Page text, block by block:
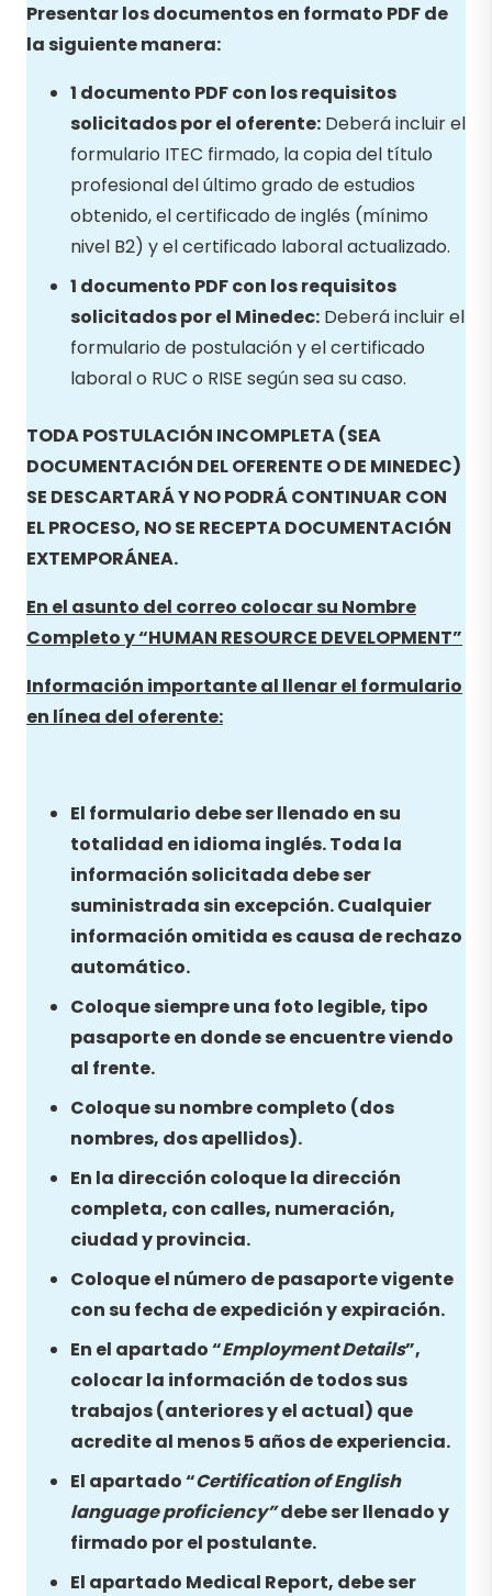
Presentar los documentos en formato PDF de
la siguiente manera:
1 documento PDF con los requisitos
solicitados por el oferente: Deberá incluir el
formulario ITEC firmado, la copia del título
profesional del último grado de estudios
obtenido, el certificado de inglés (mínimo
nivel B2) y el certificado laboral actualizado.
1 documento PDF con los requisitos
solicitados por el Minedec: Deberá incluir el
formulario de postulación y el certificado
laboral o RUC o RISE según sea su caso.
TODA POSTULACIÓN INCOMPLETA (SEA
DOCUMENTACIÓN DEL OFERENTE O DE MINEDEC)
SE DESCARTARÁ Y NO PODRÁ CONTINUAR CON
EL PROCESO, NO SE RECEPTA DOCUMENTACIÓN
EXTEMPORÁNEA.
En el asunto del correo colocar su Nombre
Completo y “HUMAN RESOURCE DEVELOPMENT”
Información importante al llenar el formulario
en línea del oferente:
El formulario debe ser llenado en su
totalidad en idioma inglés. Toda la
información solicitada debe ser
suministrada sin excepción. Cualquier
información omitida es causa de rechazo
automático.
Coloque siempre una foto legible, tipo
pasaporte en donde se encuentre viendo
al frente.
Coloque su nombre completo (dos
nombres, dos apellidos).
En la dirección coloque la dirección
completa, con calles, numeración,
ciudad y provincia.
Coloque el número de pasaporte vigente
con su fecha de expedición y expiración.
En el apartado “Employment Details”,
colocar la información de todos sus
trabajos (anteriores y el actual) que
acredite al menos 5 años de experiencia.
El apartado “Certification of English
language proficiency”debe ser llenado y
firmado por el postulante.
El apartado Medical Report, debe ser